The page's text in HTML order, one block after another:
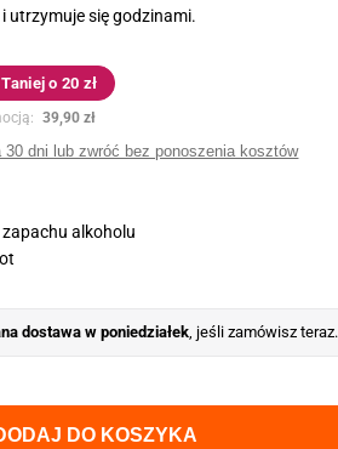
utrzymuje się godzinami.
Taniej o 20 zł
39,90 zł
30 dni lub zwróć bez ponoszenia kosztów
alkoholu
dostawa w poniedziałek, jeśli zamówisz teraz.
DO KOSZYKA